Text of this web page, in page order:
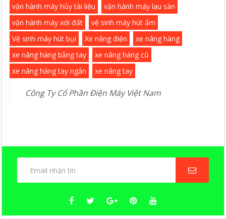
vận hành máy hủy tài liệu
vận hành máy lau sàn
vận hành máy xới đất
vệ sinh máy hút ẩm
Vệ sinh máy hút bụi
Xe nâng điện
xe nâng hàng
xe nâng hàng bằng tay
xe nâng hàng cũ
xe nâng hàng tay ngắn
xe nâng tay
Công Ty Cổ Phần Điện Máy Việt Nam